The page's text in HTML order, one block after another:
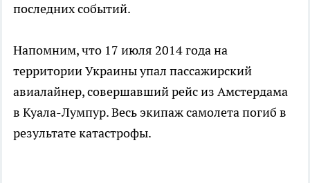
последних событий.
Напомним, что 17 июля 2014 года на
территории Украины упал пассажирский
авиалайнер, совершавший рейс из Амстердама
в Куала-Лумпур. Весь экипаж самолета погиб в
результате катастрофы.